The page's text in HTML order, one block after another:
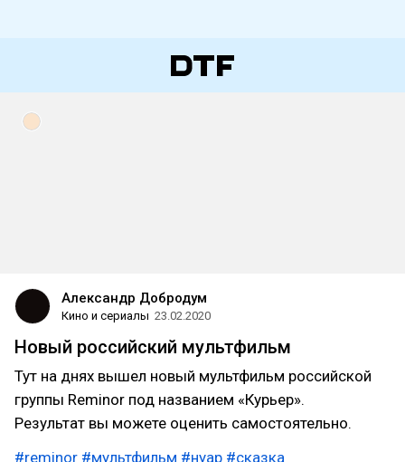
Александр Добродум
Кино и сериалы 23.02.2020
Новый российский мультфильм
Тут на днях вышел новый мультфильм российской
группы Reminor под названием «Курьер».
Результат вы можете оценить самостоятельно.
#reminor #мультфильм #нуар #сказка